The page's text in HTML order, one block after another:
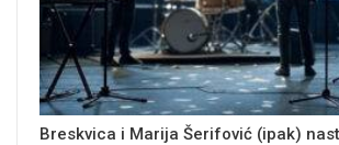
Breskvica i Marija Šerifović (ipak)